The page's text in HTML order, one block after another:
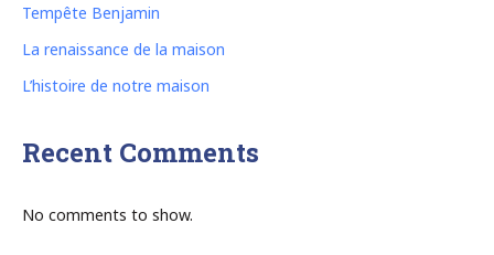
Tempête Benjamin
La renaissance de la maison
L’histoire de notre maison
Recent Comments
No comments to show.